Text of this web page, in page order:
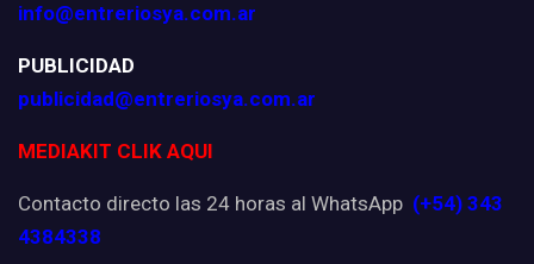
info@entreriosya.com.ar
PUBLICIDAD
publicidad@entreriosya.com.ar
MEDIAKIT CLIK AQUI
Contacto directo las 24 horas al WhatsApp (+54) 343
4384338